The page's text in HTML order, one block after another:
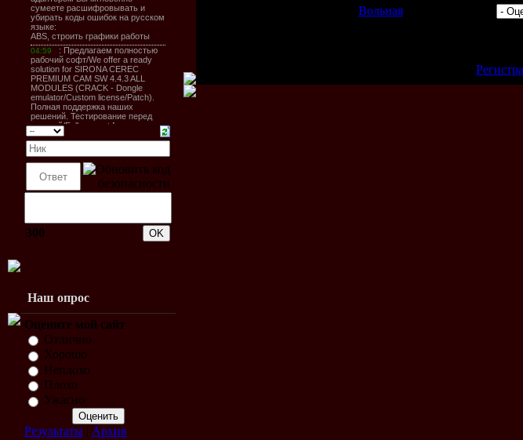
300
Наш опрос
Оцените мой сайт
Отлично
Хорошо
Неплохо
Плохо
Ужасно
Результаты | Архив
Вольная